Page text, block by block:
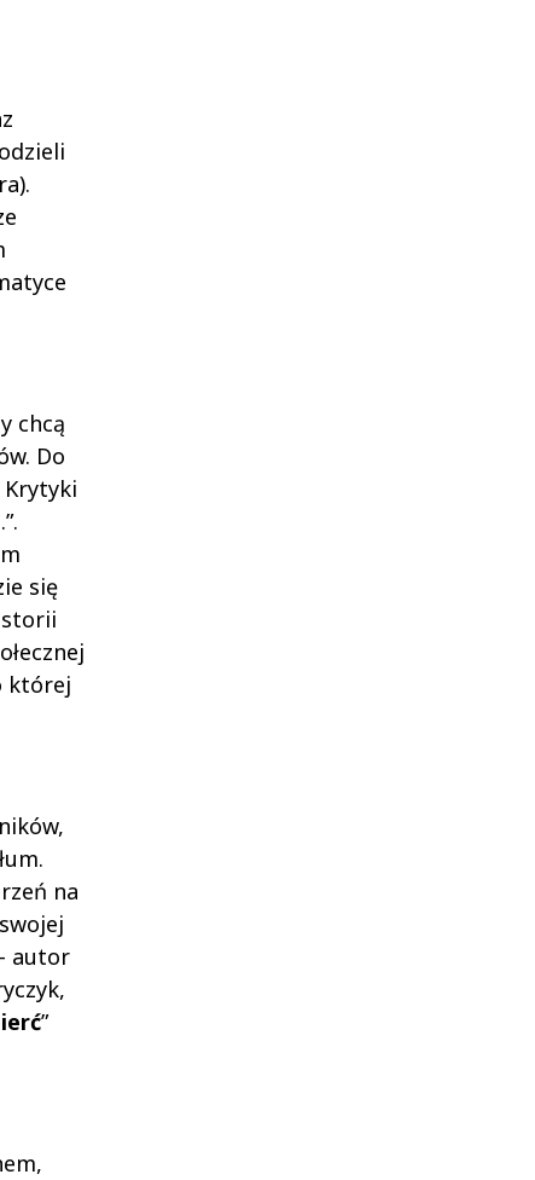
chcą
Do
Krytyki
się
której
na
autor
”